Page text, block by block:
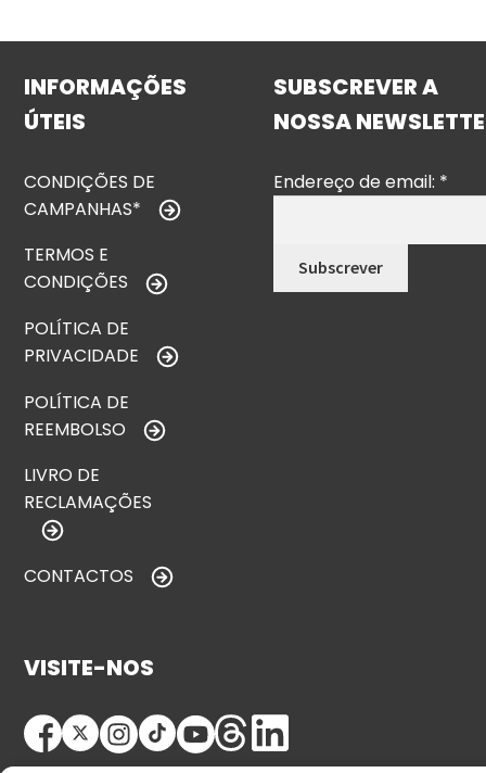
INFORMAÇÕES
ÚTEIS
CONDIÇÕES DE
CAMPANHAS*
TERMOS E
CONDIÇÕES
POLÍTICA DE
PRIVACIDADE
POLÍTICA DE
REEMBOLSO
LIVRO DE
RECLAMAÇÕES
CONTACTOS
SUBSCREVER A
NOSSA
Endereço de email: *
VISITE-NOS